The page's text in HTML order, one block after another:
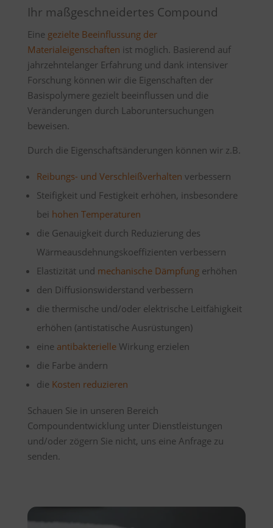
Ihr maßgeschneidertes Compound
Eine gezielte Beeinflussung der
Materialeigenschaften ist möglich. Basierend auf
jahrzehntelanger Erfahrung und dank intensiver
Forschung können wir die Eigenschaften der
Basispolymere gezielt beeinflussen und die
Veränderungen durch Laboruntersuchungen
beweisen.
Durch die Eigenschaftsänderungen können wir z.B.
Reibungs- und Verschleißverhalten verbessern
Steifigkeit und Festigkeit erhöhen, insbesondere
bei hohen Temperaturen
die Genauigkeit durch Reduzierung des
Wärmeausdehnungskoeffizienten verbessern
Elastizität und mechanische Dämpfung erhöhen
den Diffusionswiderstand verbessern
die thermische und/oder elektrische Leitfähigkeit
erhöhen (antistatische Ausrüstungen)
eine antibakterielleWirkung erzielen
die Farbe ändern
die Kosten reduzieren
Schauen Sie in unseren Bereich
Compoundentwicklung unter Dienstleistungen
und/oder zögern Sie nicht, uns eine Anfrage zu
senden.